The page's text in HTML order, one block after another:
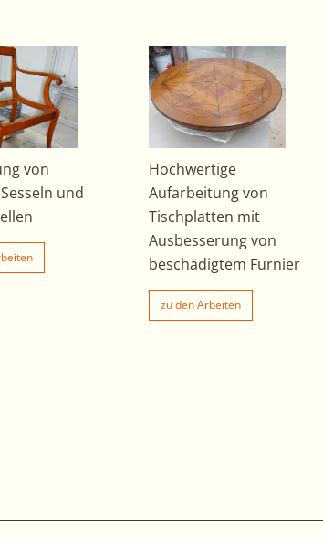
von
und
Hochwertige
Aufarbeitung von
Tischplatten mit
Ausbesserung von
beschädigtem Furnier
zu den Arbeiten